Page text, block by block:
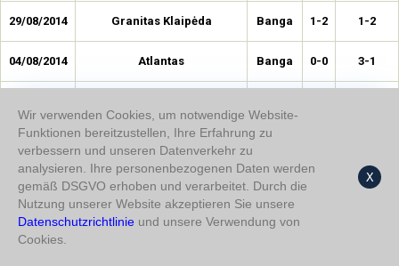
29/08/2014 Granitas Klaipėda Banga 1-2 1-2
04/08/2014 Atlantas Banga 0-0 3-1
24/06/2014 Sūduva Banga
18/06/2014 Zalgiris V Banga 1-0
27/05/2014 Dainava Banga
Wir verwenden Cookies, um notwendige Website-
Funktionen bereitzustellen, Ihre Erfahrung zu
verbessern und unseren Datenverkehr zu
analysieren. Ihre personenbezogenen Daten werden
gemäß DSGVO erhoben und verarbeitet. Durch die
Nutzung unserer Website akzeptieren Sie unsere
Datenschutzrichtlinie und unsere Verwendung von
Cookies.
X